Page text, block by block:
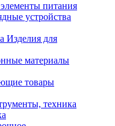
питания
устройства
Изделия для
материалы
товары
техника